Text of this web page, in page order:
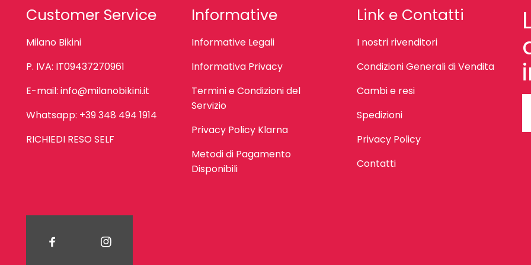
Customer Service
Milano Bikini
P. IVA: IT09437270961
E-mail: info@milanobikini.it
Whatsapp: +39 348 494 1914
RICHIEDI RESO SELF
Informative
Informative Legali
Informativa Privacy
Termini e Condizioni del
Servizio
Privacy Policy Klarna
Metodi di Pagamento
Disponibili
Link e Contatti
I nostri rivenditori
Condizioni Generali di Vendita
Cambi e resi
Spedizioni
Privacy Policy
Contatti